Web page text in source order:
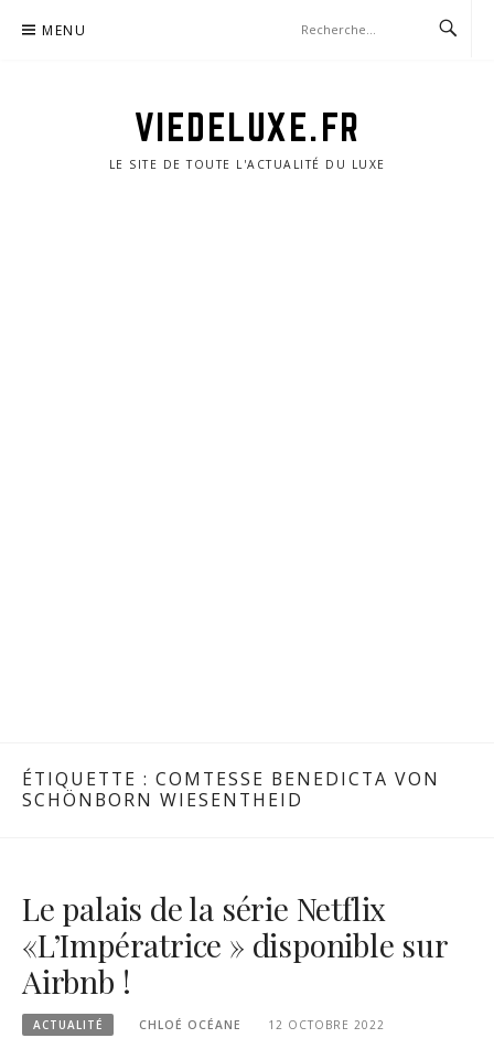
MENU
VIEDELUXE.FR
LE SITE DE TOUTE L'ACTUALITÉ DU LUXE
ÉTIQUETTE : COMTESSE BENEDICTA VON
SCHÖNBORN WIESENTHEID
Le palais de la série Netflix
«L’Impératrice » disponible sur
Airbnb !
ACTUALITÉ CHLOÉ OCÉANE 12 OCTOBRE 2022